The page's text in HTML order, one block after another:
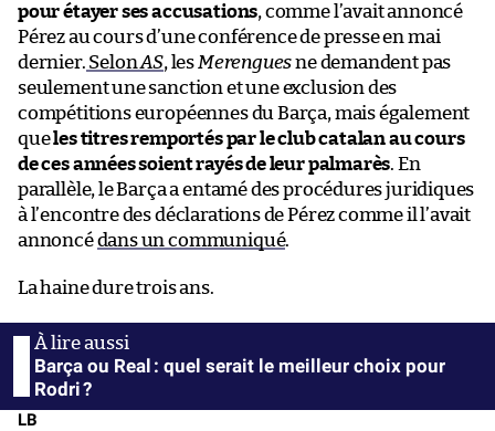
pour étayer ses accusations, comme l’avait annoncé
Pérez au cours d’une conférence de presse en mai
dernier. SelonAS, les Merenguesne demandent pas
seulement une sanction et une exclusion des
compétitions européennes du Barça, mais également
queles titres remportés par le club catalan au cours
de ces années soient rayés de leur palmarès. En
parallèle, le Barça a entamé des procédures juridiques
à l’encontre des déclarations de Pérez comme il l’avait
annoncédans un communiqué.
La haine dure trois ans.
Barça ou Real : quel serait le meilleur choix pour
Rodri ?
LB